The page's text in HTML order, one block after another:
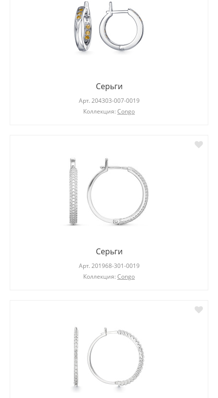
Серьги
Арт. 204303-007-0019
Коллекция: Congo
Серьги
Арт. 201968-301-0019
Коллекция: Congo